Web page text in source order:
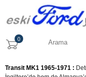
0
Transit MK1 1965-1971 :